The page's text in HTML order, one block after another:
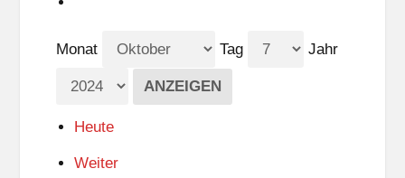
Monat Tag Jahr
Heute
Weiter